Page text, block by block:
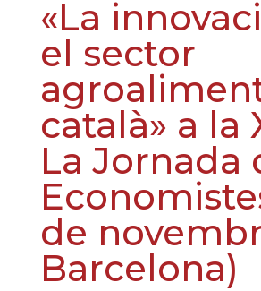
«La
el sector
català» a la
La Jornada
de
Barcelona)